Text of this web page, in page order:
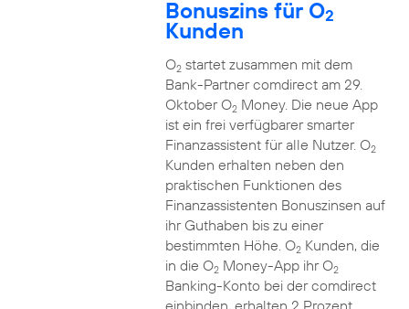
Bonuszins für O2
Kunden
O2startet zusammen mit dem
Bank-Partner comdirect am 29.
Oktober O2Money. Die neue App
ist ein frei verfügbarer smarter
Finanzassistent für alle Nutzer. O2
Kunden erhalten neben den
praktischen Funktionen des
Finanzassistenten Bonuszinsen auf
ihr Guthaben bis zu einer
bestimmten Höhe. O2Kunden, die
in die O2Money-App ihr O2
Banking-Konto bei der comdirect
einbinden, erhalten 2 Prozent